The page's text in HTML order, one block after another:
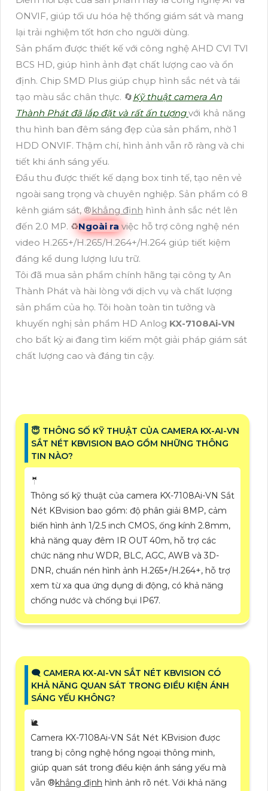
ONVIF, giúp tối ưu hóa hệ thống giám sát và mang
lại trải nghiệm tốt hơn cho người dùng.
Sản phẩm được thiết kế với công nghệ AHD CVI TVI
BCS HD, giúp hình ảnh đạt chất lượng cao và ổn
định. Chip SMD Plus giúp chụp hình sắc nét và tái
tạo màu sắc chân thực. 🔄Kỹ thuật camera An
Thành Phát đã lắp đặt và rất ấn tượngvới khả năng
thu hình ban đêm sáng đẹp của sản phẩm, nhờ 1
HDD ONVIF. Thậm chí, hình ảnh vẫn rõ ràng và chi
tiết khi ánh sáng yếu.
Đầu thu được thiết kế dạng box tinh tế, tạo nên vẻ
ngoài sang trọng và chuyên nghiệp. Sản phẩm có 8
kênh giám sát, ®️khẳng định hình ảnh sắc nét lên
đến 2.0 MP. ♻Ngoài ra việc hỗ trợ công nghệ nén
video H.265+/H.265/H.264+/H.264 giúp tiết kiệm
đáng kể dung lượng lưu trữ.
Tôi đã mua sản phẩm chính hãng tại công ty An
Thành Phát và hài lòng với dịch vụ và chất lượng
sản phẩm của họ. Tôi hoàn toàn tin tưởng và
khuyến nghị sản phẩm HD Anlog KX-7108Ai-VN
cho bất kỳ ai đang tìm kiếm một giải pháp giám sát
chất lượng cao và đáng tin cậy.
😇 THÔNG SỐ KỸ THUẬT CỦA CAMERA KX-AI-VN
SẮT NÉT KBVISION BAO GỒM NHỮNG THÔNG
TIN NÀO?
🤵
Thông số kỹ thuật của camera KX-7108Ai-VN Sắt
Nét KBvision bao gồm: độ phân giải 8MP, cảm
biến hình ảnh 1/2.5 inch CMOS, ống kính 2.8mm,
khả năng quay đêm IR OUT 40m, hỗ trợ các
chức năng như WDR, BLC, AGC, AWB và 3D-
DNR, chuẩn nén hình ảnh H.265+/H.264+, hỗ trợ
xem từ xa qua ứng dụng di động, có khả năng
chống nước và chống bụi IP67.
🗨️ CAMERA KX-AI-VN SẮT NÉT KBVISION CÓ
KHẢ NĂNG QUAN SÁT TRONG ĐIỀU KIỆN ÁNH
SÁNG YẾU KHÔNG?
🐌
Camera KX-7108Ai-VN Sắt Nét KBvision được
trang bị công nghệ hồng ngoại thông minh,
giúp quan sát trong điều kiện ánh sáng yếu mà
vẫn ®️khẳng định hình ảnh rõ nét. Với khả năng